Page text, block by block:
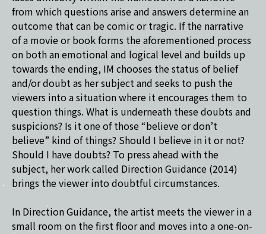
from which questions arise and answers determine an
outcome that can be comic or tragic. If the narrative
of a movie or book forms the aforementioned process
on both an emotional and logical level and builds up
towards the ending, IM chooses the status of belief
and/or doubt as her subject and seeks to push the
viewers into a situation where it encourages them to
question things. What is underneath these doubts and
suspicions? Is it one of those “believe or don’t
believe” kind of things? Should I believe in it or not?
Should I have doubts? To press ahead with the
subject, her work called Direction Guidance (2014)
brings the viewer into doubtful circumstances.
In Direction Guidance, the artist meets the viewer in a
small room on the first floor and moves into a one-on-